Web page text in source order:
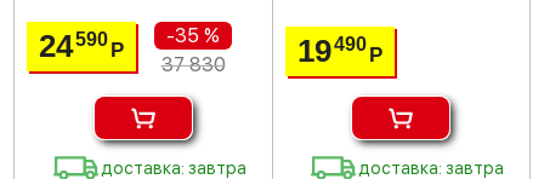
24590Р
-35 %
37 830
доставка: завтра
19490 Р
доставка: завтра